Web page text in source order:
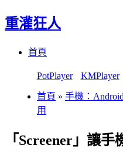
重灌狂人
首頁
PotPlayer KMPlayer
首頁 » 手機：
用
「Screener」讓